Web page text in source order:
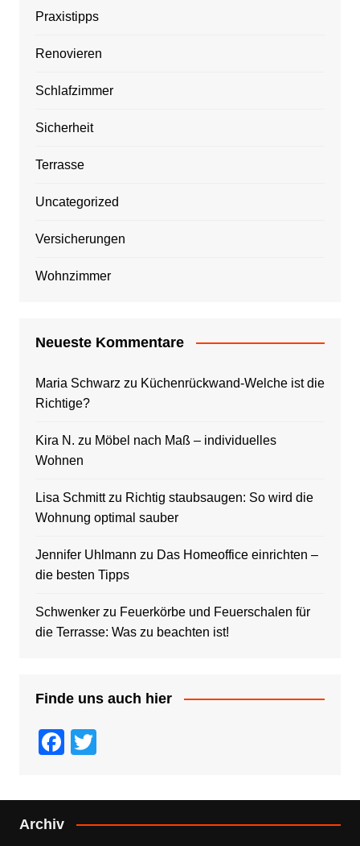
Praxistipps
Renovieren
Schlafzimmer
Sicherheit
Terrasse
Uncategorized
Versicherungen
Wohnzimmer
Neueste Kommentare
Maria Schwarz zu Küchenrückwand-Welche ist die
Richtige?
Kira N. zu Möbel nach Maß – individuelles
Wohnen
Lisa Schmittzu Richtig staubsaugen: So wird die
Wohnung optimal sauber
Jennifer Uhlmann zu Das Homeoffice einrichten –
die besten Tipps
Schwenkerzu Feuerkörbe und Feuerschalen für
die Terrasse: Was zu beachten ist!
Finde uns auch hier
F
c
e
tt
er
Archiv